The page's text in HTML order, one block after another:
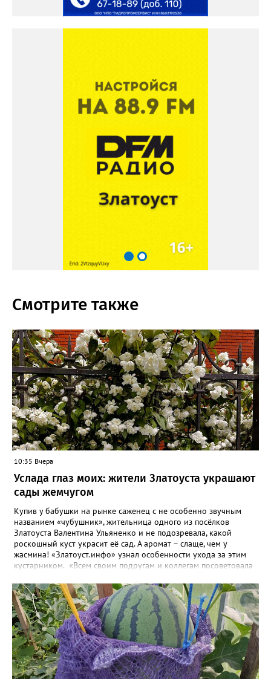
Смотрите также
10:35 Вчера
Услада глаз моих: жители Златоуста украшают
сады жемчугом
Купив у бабушки на рынке саженец с не особенно звучным
названием «чубушник», жительница одного из посёлков
Златоуста Валентина Ульяненко и не подозревала, какой
роскошный куст украсит её сад. А аромат – слаще, чем у
жасмина! «Златоуст.инфо» узнал особенности ухода за этим
кустарником. «Всем своим подругам и коллегам посоветовала
городе всё больше, - рассказала нашему порталу Валентина. – У
меня растёт, на мой взгляд, самый красивый сорт – «Жемчуг».
Моему кусту (на фото) четыре года, достаточно компактный.
Махровые цветки - диаметром шесть сантиметров. Цветёт в
июле не менее трёх недель. Oчень ароматный, что редко
встречается у сортовых особeй. Не бойтесь подстригать - он
это любит. Если не знаете, чем украсить свой сад, сажайте
чубушник, не пожалеете!». «Жемчужные» цветы Валентина
сушит и зимой добавляет в чай. Следующей весной планирует